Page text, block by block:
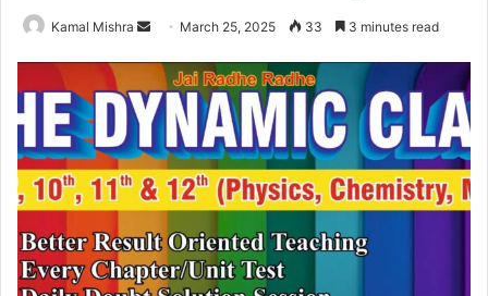
Kamal Mishra
Send
email
March 25, 2025 33 3 minutes read